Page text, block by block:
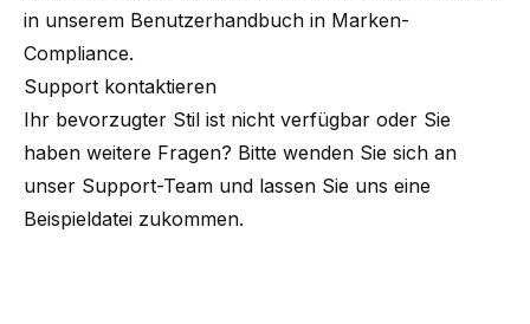
in unserem Benutzerhandbuch in Marken-
Compliance.
Support kontaktieren
Ihr bevorzugter Stil ist nicht verfügbar oder Sie
haben weitere Fragen? Bitte wenden Sie sich an
unser Support-Team und lassen Sie uns eine
Beispieldatei zukommen.